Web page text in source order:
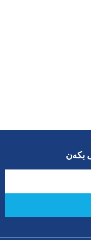
بکەن